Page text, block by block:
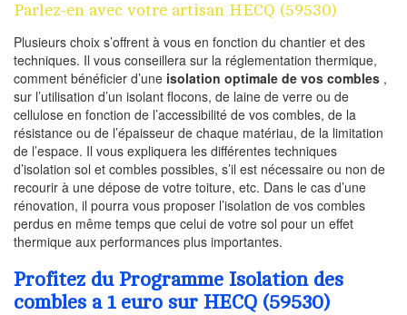
Parlez-en avec votre artisan HECQ (59530)
Plusieurs choix s’offrent à vous en fonction du chantier et des
techniques. Il vous conseillera sur la réglementation thermique,
comment bénéficier d’une isolation optimale de vos combles ,
sur l’utilisation d’un isolant flocons, de laine de verre ou de
cellulose en fonction de l’accessibilité de vos combles, de la
résistance ou de l’épaisseur de chaque matériau, de la limitation
de l’espace. Il vous expliquera les différentes techniques
d’isolation sol et combles possibles, s’il est nécessaire ou non de
recourir à une dépose de votre toiture, etc. Dans le cas d’une
rénovation, il pourra vous proposer l’isolation de vos combles
perdus en même temps que celui de votre sol pour un effet
thermique aux performances plus importantes.
Profitez du Programme Isolation des
combles a 1 euro sur HECQ (59530)